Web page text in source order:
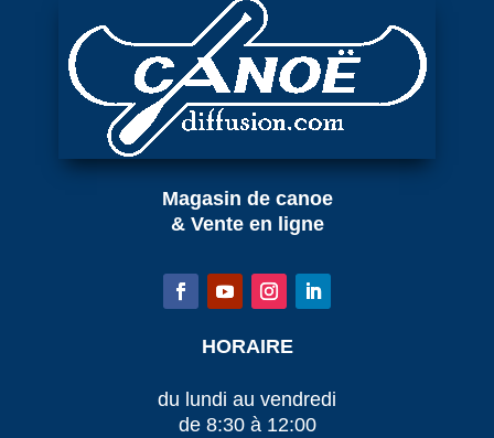
Magasin de canoe
& Vente en ligne
HORAIRE
du lundi au vendredi
de 8:30 à 12:00